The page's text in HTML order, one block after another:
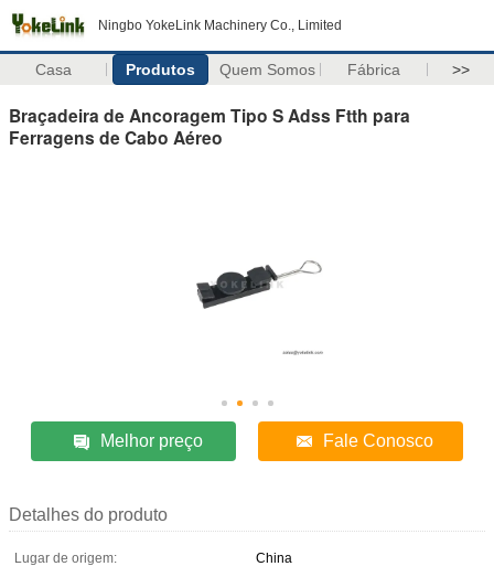
Ningbo YokeLink Machinery Co., Limited
Casa Produtos Quem Somos Fábrica >>
Braçadeira de Ancoragem Tipo S Adss Ftth para
Ferragens de Cabo Aéreo
Melhor preço Fale Conosco
Detalhes do produto
Lugar de origem:
China